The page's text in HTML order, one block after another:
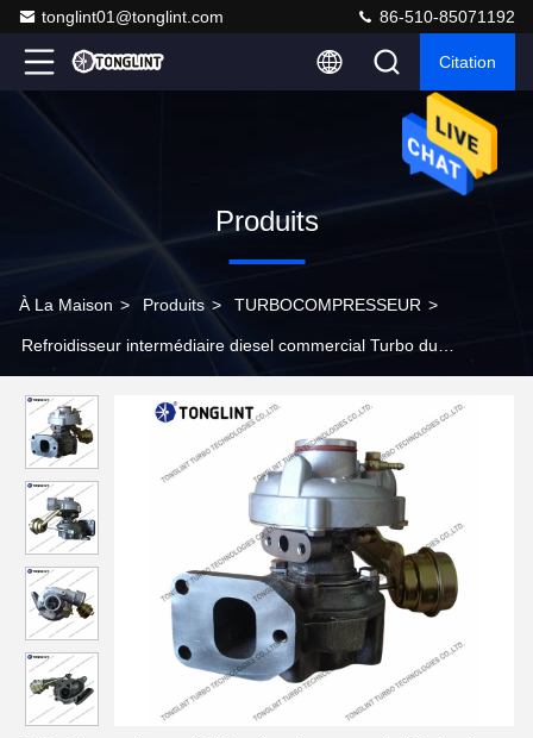
tonglint01@tonglint.com 86-510-85071192
Citation
Produits
À La Maison > Produits > TURBOCOMPRESSEUR >
Refroidisseur intermédiaire diesel commercial Turbo du
8140.47.2590